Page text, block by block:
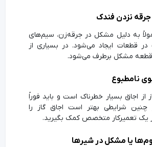
به دلیل مشکل در جرقه‌زن، سیم‌های
در قطعات ایجاد می‌شود. در بسیاری از
قطعه مشکل برطرف می‌شود.
از اجاق بسیار خطرناک است و باید فوراً
شرایطی بهتر است اجاق گاز را
یک تعمیرکار متخصص کمک بگیرید.